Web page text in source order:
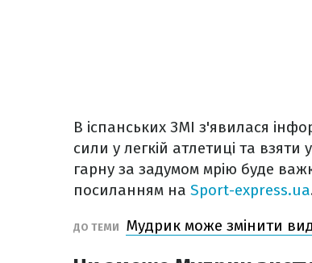
В іспанських ЗМІ з'явилася
сили у легкій атлетиці та взяти
гарну за задумом мрію буде
посиланням на Sport-express.ua
ДО ТЕМИ Мудрик може змінити вид